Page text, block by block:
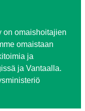
on omaishoitajien
omaistaan
ja
ja Vantaalla.